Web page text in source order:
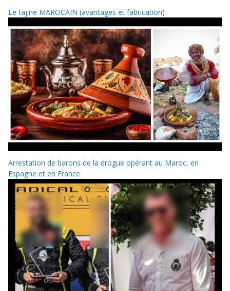
Le tajine MAROCAIN (avantages et fabrication)
Arrestation de barons de la drogue opérant au Maroc, en
Espagne et en France